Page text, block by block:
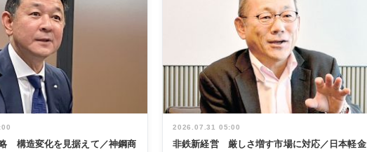
構造変化を見据えて／神鋼商
2026.07.31 05:00
非鉄新経営 厳しさ増す市場に対応／日本軽金